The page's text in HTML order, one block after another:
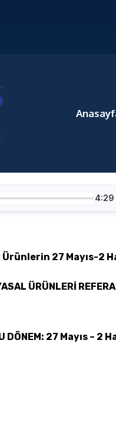
4:29
27 Mayıs-2
ÜRÜNLERİ
DÖNEM: 27 Mayıs – 2